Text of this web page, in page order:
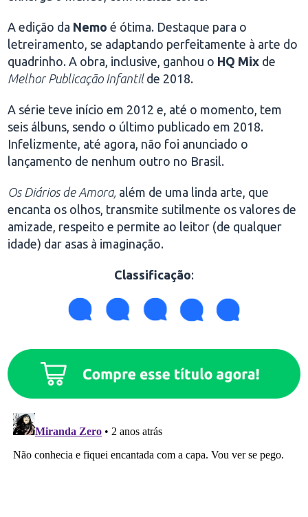
A edição da Nemo é ótima. Destaque para o
letreiramento, se adaptando perfeitamente à arte do
quadrinho. A obra, inclusive, ganhou o HQ Mix de
Melhor Publicação Infantilde 2018.
A série teve início em 2012 e, até o momento, tem
seis álbuns, sendo o último publicado em 2018.
Infelizmente, até agora, não foi anunciado o
lançamento de nenhum outro no Brasil.
Os Diários de Amora, além de uma linda arte, que
encanta os olhos, transmite sutilmente os valores de
amizade, respeito e permite ao leitor (de qualquer
idade) dar asas à imaginação.
Classificação: